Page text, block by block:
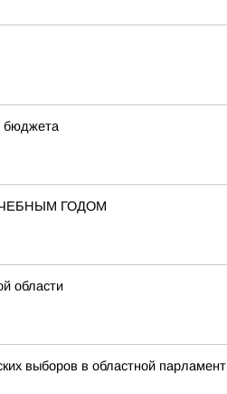
бюджета
ГОДОМ
области
выборов в областной парламент